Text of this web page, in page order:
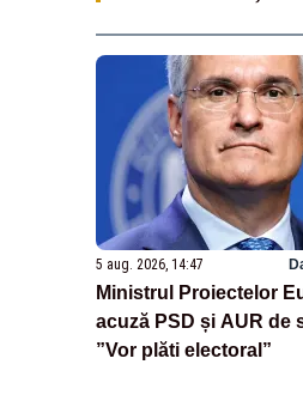
5 aug. 2026, 14:47
Ministrul Proiectelor
acuză PSD și AUR de
”Vor plăti electoral”